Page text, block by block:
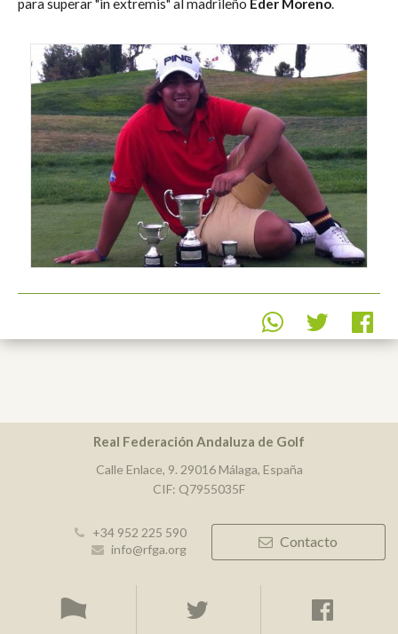
para superar "in extremis" al madrileño Eder Moreno.
Real Federación Andaluza de Golf
Calle Enlace, 9. 29016 Málaga, España
CIF: Q7955035F
+34 952 225 590
info@rfga.org
Contacto